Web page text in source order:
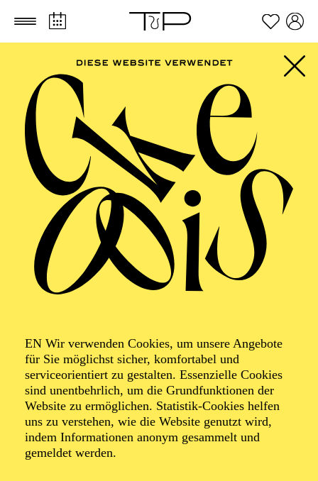
Zum Hauptinhalt springen Zum Footer springen
EN Wir verwenden Cookies, um unsere Angebote
für Sie möglichst sicher, komfortabel und
serviceorientiert zu gestalten. Essenzielle Cookies
sind unentbehrlich, um die Grundfunktionen der
Website zu ermöglichen. Statistik-Cookies helfen
uns zu verstehen, wie die Website genutzt wird,
indem Informationen anonym gesammelt und
gemeldet werden.
FILTER
OCTOBER 2026
PHILHARMONIE ESSEN
Thursday
01.10.2026
19:00 - 21:00
Alfried Krupp Saal
TICKETS
35,00€
Abo 13: Entertainment
OPERA